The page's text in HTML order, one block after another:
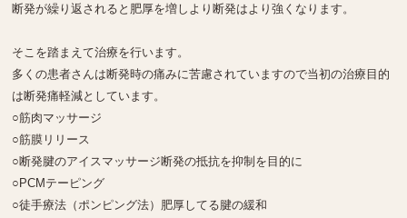
断発が繰り返されると肥厚を増しより断発はより強くなります。
そこを踏まえて治療を行います。
多くの患者さんは断発時の痛みに苦慮されていますので当初の治療目的
は断発痛軽減としています。
○筋肉マッサージ
○筋膜リリース
○断発腱のアイスマッサージ断発の抵抗を抑制を目的に
○PCMテーピング
○徒手療法（ポンピング法）肥厚してる腱の緩和